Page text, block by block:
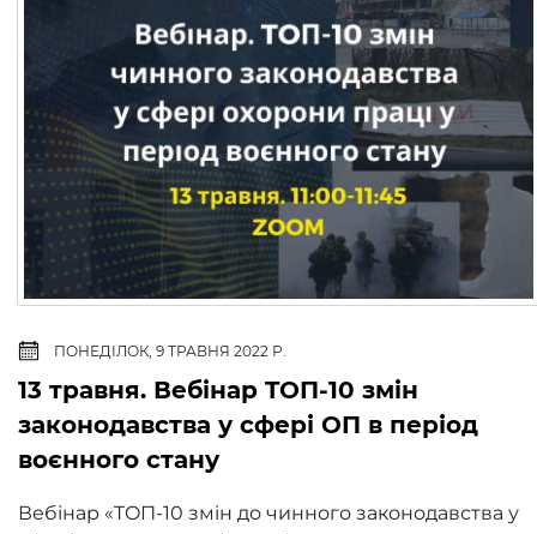
ПОНЕДІЛОК, 9 ТРАВНЯ 2022 Р.
13 травня. Вебінар TOП-10 змін
законодавства у сфері ОП в період
воєнного стану
Вебінар «TOП-10 змін до чинного законодавства у